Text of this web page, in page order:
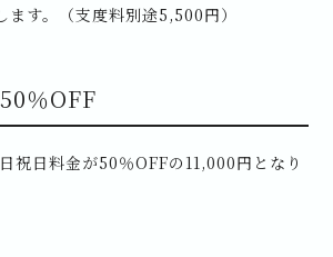
す。（支度料別途5,500円）
％OFF
祝日料金が50％OFFの11,000円となり